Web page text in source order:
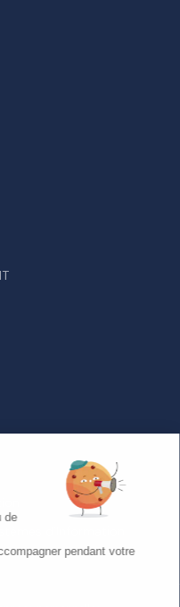
d’Information
de
pendant votre